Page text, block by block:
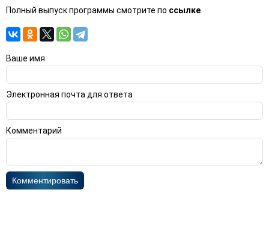
Полный выпуск программы смотрите по ссылке
Ваше имя
Электронная почта для ответа
Комментарий
Комментировать